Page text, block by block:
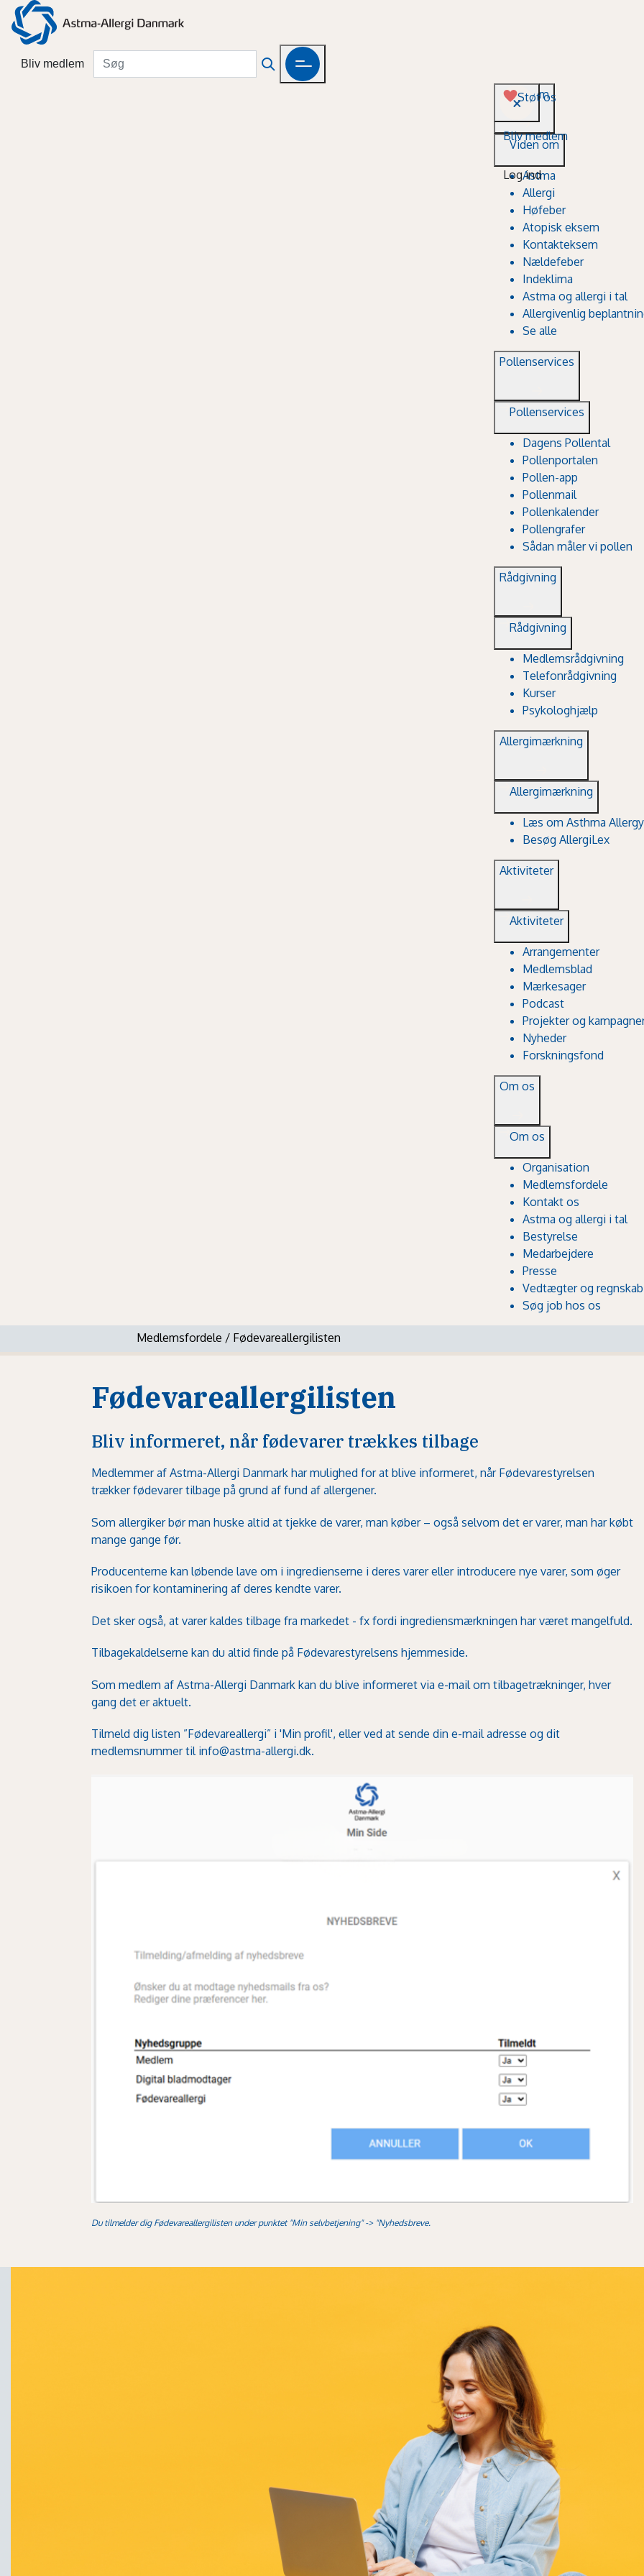
Bliv medlem
Støt os
Bliv medlem
Log ind
Viden om
Viden om
Astma
Allergi
Høfeber
Atopisk eksem
Kontakteksem
Nældefeber
Indeklima
Astma og allergi i tal
Allergivenlig
Se alle
Pollenservices
Pollenservices
Dagens Pollental
Pollenportalen
Pollen-app
Pollenmail
Pollenkalender
Pollengrafer
Sådan måler vi pollen
Rådgivning
Rådgivning
Medlemsrådgivning
Telefonrådgivning
Kurser
Psykologhjælp
Allergimærkning
Allergimærkning
Læs om Asthma
Besøg AllergiLex
Aktiviteter
Aktiviteter
Arrangementer
Medlemsblad
Mærkesager
Podcast
Projekter og
Nyheder
Forskningsfond
Om os
Om os
Organisation
Medlemsfordele
Kontakt os
Astma og allergi i tal
Bestyrelse
Medarbejdere
Presse
Vedtægter og regnskab
Søg job hos os
Medlemsfordele / Fødevareallergilisten
Fødevareallergilisten
Bliv informeret, når fødevarer trækkes tilbage
Medlemmer af Astma-Allergi Danmark har mulighed for at blive informeret, når Fødevarestyrelsen
trækker fødevarer tilbage på grund af fund af allergener.
Som allergiker bør man huske altid at tjekke de varer, man køber – også selvom det er varer, man har købt
mange gange før.
Producenterne kan løbende lave om i ingredienserne i deres varer eller introducere nye varer, som øger
risikoen for kontaminering af deres kendte varer.
Det sker også, at varer kaldes tilbage fra markedet - fx fordi ingrediensmærkningen har været mangelfuld.
Tilbagekaldelserne kan du altid finde på Fødevarestyrelsens hjemmeside.
Som medlem af Astma-Allergi Danmark kan du blive informeret via e-mail om tilbagetrækninger, hver
gang det er aktuelt.
Tilmeld dig listen ”Fødevareallergi” i 'Min profil', eller ved at sende din e-mail adresse og dit
medlemsnummer til info@astma-allergi.dk.
Du tilmelder dig Fødevareallergilisten under punktet "Min selvbetjening" -> "Nyhedsbreve.